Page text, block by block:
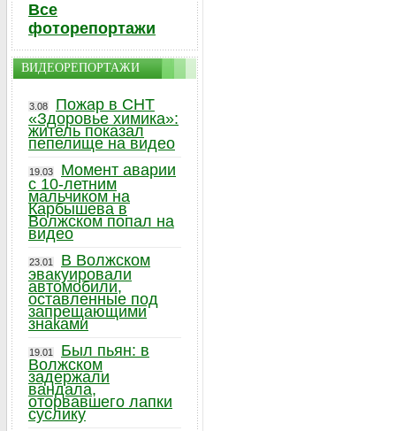
Все
фоторепортажи
ВИДЕОРЕПОРТАЖИ
3.08
Пожар в СНТ
«Здоровье химика»:
житель показал
пепелище на видео
19.03
Момент аварии
с 10-летним
мальчиком на
Карбышева в
Волжском попал на
видео
23.01
В Волжском
эвакуировали
автомобили,
оставленные под
запрещающими
знаками
19.01
Был пьян: в
Волжском
задержали
вандала,
оторвавшего лапки
суслику